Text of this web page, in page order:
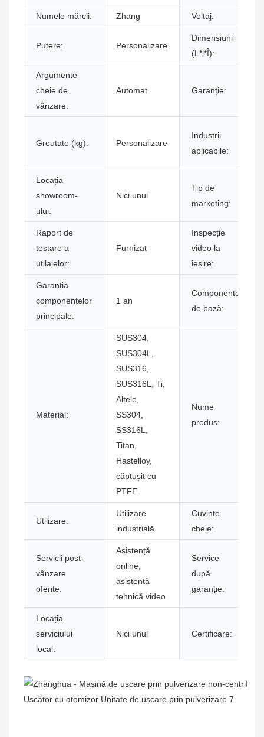
Numele mărcii: Zhang Voltaj:
Putere: Personalizare
Dimensiuni
(L*l*Î):
Argumente
cheie de
vânzare:
Automat Garanție:
Greutate (kg): Personalizare
Industrii
aplicabile:
Locația
showroom-
ului:
Nici unul
Tip de
marketing:
Raport de
testare a
utilajelor:
Furnizat
Inspecție
video la
ieșire:
Garanția
componentelor
principale:
1 an
Componente
de bază:
Material:
SUS304,
SUS304L,
SUS316,
SUS316L, Ti,
Altele,
SS304,
SS316L,
Titan,
Hastelloy,
căptușit cu
PTFE
Nume
produs:
Utilizare:
Utilizare
industrială
Cuvinte
cheie:
Servicii post-
vânzare
oferite:
Asistență
online,
asistență
tehnică video
Service
după
garanție:
Locația
serviciului
local:
Nici unul Certificare: